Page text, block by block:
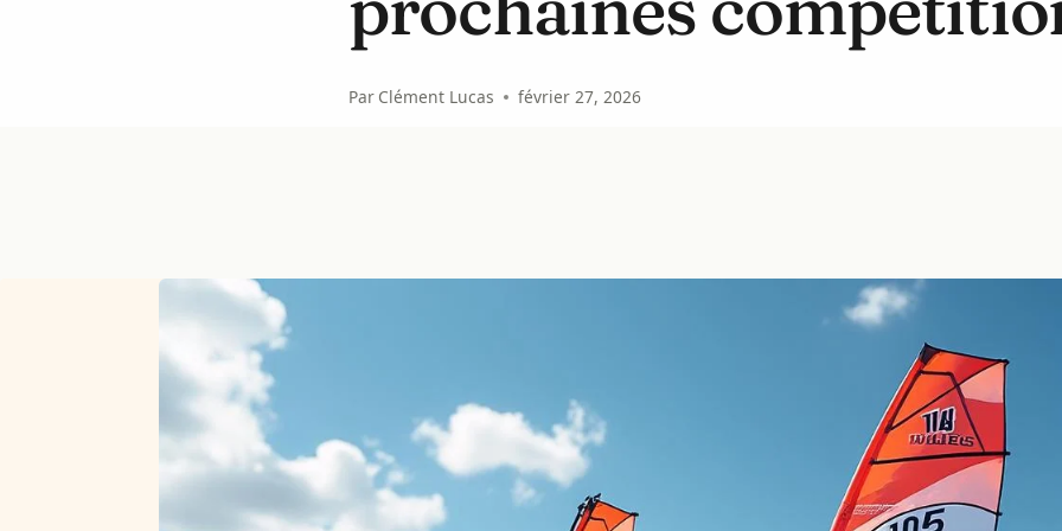
Par Clément Lucas février 27, 2026